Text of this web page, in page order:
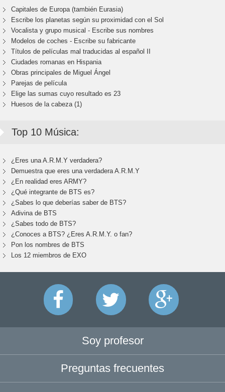
Capitales de Europa (también Eurasia)
Escribe los planetas según su proximidad con el Sol
Vocalista y grupo musical - Escribe sus nombres
Modelos de coches - Escribe su fabricante
Títulos de películas mal traducidas al español II
Ciudades romanas en Hispania
Obras principales de Miguel Ángel
Parejas de película
Elige las sumas cuyo resultado es 23
Huesos de la cabeza (1)
Top 10 Música:
¿Eres una A.R.M.Y verdadera?
Demuestra que eres una verdadera A.R.M.Y
¿En realidad eres ARMY?
¿Qué integrante de BTS es?
¿Sabes lo que deberías saber de BTS?
Adivina de BTS
¿Sabes todo de BTS?
¿Conoces a BTS? ¿Eres A.R.M.Y. o fan?
Pon los nombres de BTS
Los 12 miembros de EXO
Soy profesor
Preguntas frecuentes